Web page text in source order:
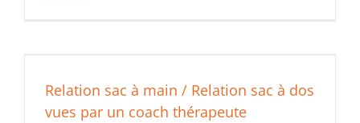
Relation sac à main / Relation sac à dos
vues par un coach thérapeute